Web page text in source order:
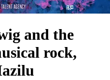
and the
rock,